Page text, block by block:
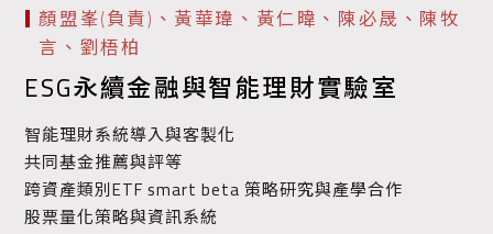
顏盟峯(負責)、黃華瑋、黃仁暐、陳必晟、陳牧
言、劉梧柏
ESG永續金融與智能理財實驗室
智能理財系統導入與客製化
共同基金推薦與評等
跨資產類別ETF smart beta 策略研究與產學合作
股票量化策略與資訊系統